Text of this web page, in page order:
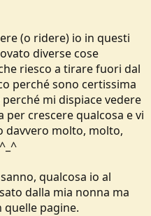
(o ridere) io in questi
diverse cose
riesco a tirare fuori dal
perché sono certissima
mi dispiace vedere
crescere qualcosa e vi
davvero molto, molto,
qualcosa io al
dalla mia nonna ma
quelle pagine.